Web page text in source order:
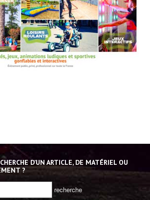
D’UN ARTICLE, DE MATÉRIEL OU
?